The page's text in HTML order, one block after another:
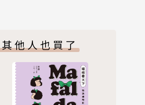
其他人也買了